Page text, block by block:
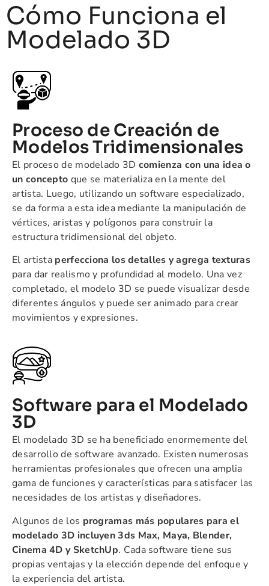
Cómo Funciona el
Modelado 3D
Proceso de Creación de
Modelos Tridimensionales
El proceso de modelado 3D comienza con una idea o
un concepto que se materializa en la mente del
artista. Luego, utilizando un software especializado,
se da forma a esta idea mediante la manipulación de
vértices, aristas y polígonos para construir la
estructura tridimensional del objeto.
El artista perfecciona los detalles y agrega texturas
para dar realismo y profundidad al modelo. Una vez
completado, el modelo 3D se puede visualizar desde
diferentes ángulos y puede ser animado para crear
movimientos y expresiones.
Software para el Modelado
3D
El modelado 3D se ha beneficiado enormemente del
desarrollo de software avanzado. Existen numerosas
herramientas profesionales que ofrecen una amplia
gama de funciones y características para satisfacer las
necesidades de los artistas y diseñadores.
Algunos de los programas más populares para el
modelado 3D incluyen 3ds Max, Maya, Blender,
Cinema 4D y SketchUp. Cada software tiene sus
propias ventajas y la elección depende del enfoque y
la experiencia del artista.